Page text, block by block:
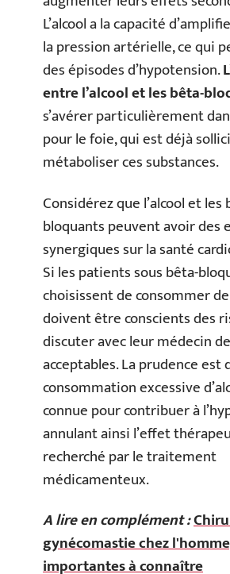
L’alcool a la capacité
la pression artérielle, ce qui
des épisodes d’hypotension.
entre l’alcool et les bêta-
s’avérer particulièrement
pour le foie, qui est déjà
métaboliser ces substances.
Considérez que l’alcool et les
bloquants peuvent avoir des
synergiques sur la santé
Si les patients sous bêta-
choisissent de consommer de
doivent être conscients des
discuter avec leur médecin
acceptables. La prudence est
consommation excessive
connue pour contribuer à
annulant ainsi l’effet
recherché par le traitement
médicamenteux.
A lire en complément :
gynécomastie chez
importantes à connaître